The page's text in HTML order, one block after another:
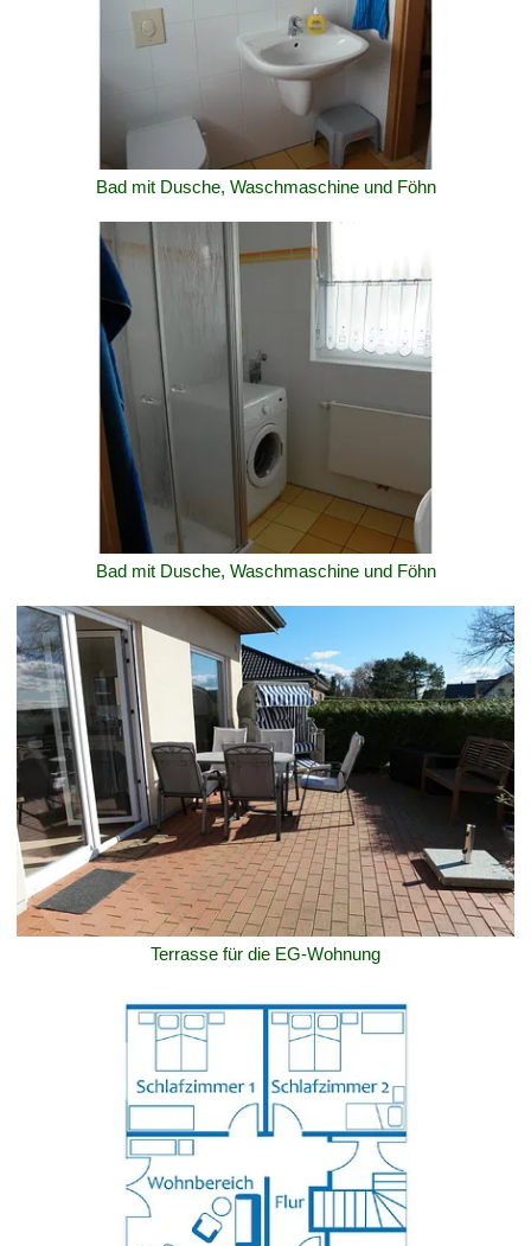
Bad mit Dusche, Waschmaschine und Föhn
Bad mit Dusche, Waschmaschine und Föhn
Terrasse für die EG-Wohnung